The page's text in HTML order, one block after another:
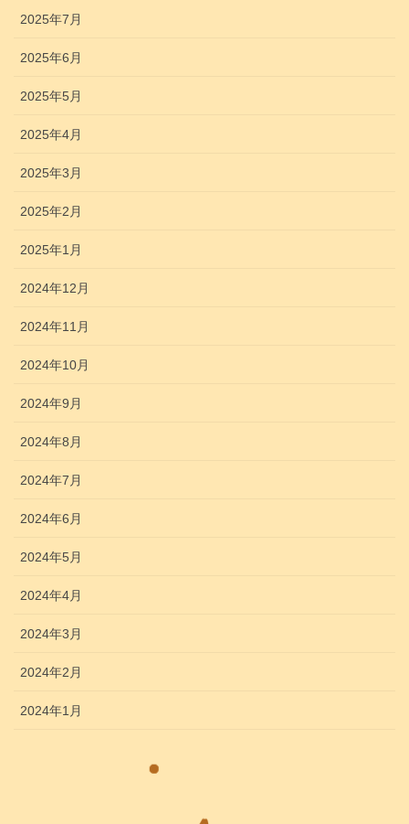
2025年7月
2025年6月
2025年5月
2025年4月
2025年3月
2025年2月
2025年1月
2024年12月
2024年11月
2024年10月
2024年9月
2024年8月
2024年7月
2024年6月
2024年5月
2024年4月
2024年3月
2024年2月
2024年1月